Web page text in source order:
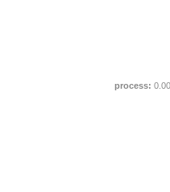
process: